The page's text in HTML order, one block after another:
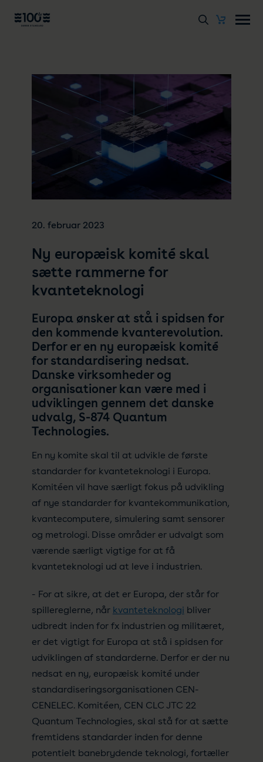
20. februar 2023
Ny europæisk komité skal
sætte rammerne for
kvanteteknologi
Europa ønsker at stå i spidsen for
den kommende kvanterevolution.
Derfor er en ny europæisk komité
for standardisering nedsat.
Danske virksomheder og
organisationer kan være med i
udviklingen gennem det danske
udvalg, S-874 Quantum
Technologies.
En ny komite skal til at udvikle de første
standarder for kvanteteknologi i Europa.
Komitéen vil have særligt fokus på udvikling
af nye standarder for kvantekommunikation,
kvantecomputere, simulering samt sensorer
og metrologi. Disse områder er udvalgt som
værende særligt vigtige for at få
kvanteteknologi ud at leve i industrien.
- For at sikre, at det er Europa, der står for
spillereglerne, når kvanteteknologi bliver
udbredt inden for fx industrien og militæret,
er det vigtigt for Europa at stå i spidsen for
udviklingen af standarderne. Derfor er der nu
nedsat en ny, europæisk komité under
standardiseringsorganisationen CEN-
CENELEC. Komitéen, CEN CLC JTC 22
Quantum Technologies, skal stå for at sætte
fremtidens standarder inden for denne
potentielt banebrydende teknologi, fortæller